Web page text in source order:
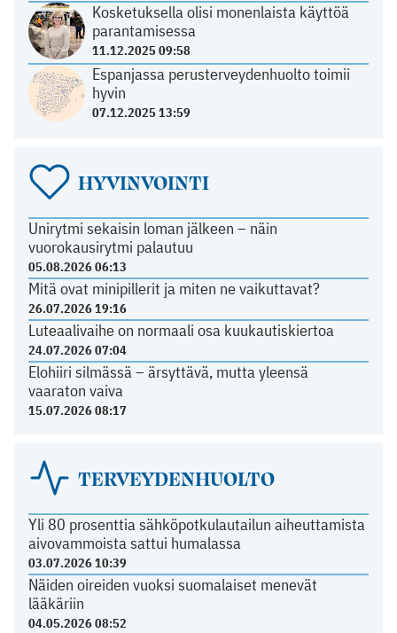
Kosketuksella olisi monenlaista käyttöä
parantamisessa
11.12.2025 09:58
Espanjassa perusterveydenhuolto toimii
hyvin
07.12.2025 13:59
HYVINVOINTI
Unirytmi sekaisin loman jälkeen – näin
vuorokausirytmi palautuu
05.08.2026 06:13
Mitä ovat minipillerit ja miten ne vaikuttavat?
26.07.2026 19:16
Luteaalivaihe on normaali osa kuukautiskiertoa
24.07.2026 07:04
Elohiiri silmässä – ärsyttävä, mutta yleensä
vaaraton vaiva
15.07.2026 08:17
TERVEYDENHUOLTO
Yli 80 prosenttia sähköpotkulautailun aiheuttamista
aivovammoista sattui humalassa
03.07.2026 10:39
Näiden oireiden vuoksi suomalaiset menevät
lääkäriin
04.05.2026 08:52